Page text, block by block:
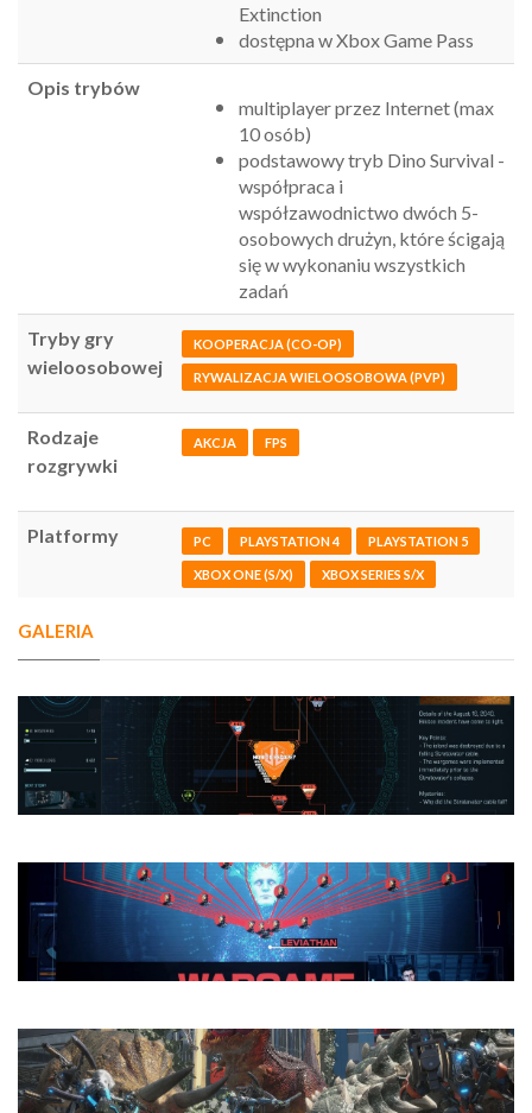
Extinction
dostępna w Xbox Game Pass
Opis trybów
multiplayer przez Internet (max
10 osób)
podstawowy tryb Dino Survival -
współpraca i
współzawodnictwo dwóch 5-
osobowych drużyn, które ścigają
się w wykonaniu wszystkich
zadań
Tryby gry
wieloosobowej
KOOPERACJA (CO-OP)
RYWALIZACJA WIELOOSOBOWA (PVP)
Rodzaje
rozgrywki
AKCJA FPS
Platformy PC PLAYSTATION 4 PLAYSTATION 5
XBOX ONE (S/X) XBOX SERIES S/X
GALERIA